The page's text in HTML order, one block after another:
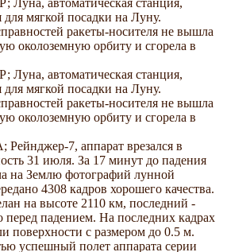
Луна, автоматическая станция,
для мягкой посадки на Луну.
ракеты-носителя не вышла
околоземную орбиту и сгорела в
Луна, автоматическая станция,
для мягкой посадки на Луну.
ракеты-носителя не вышла
околоземную орбиту и сгорела в
7, аппарат врезался в
31 июля. За 17 минут до падения
на Землю фотографий лунной
4308 кадров хорошего качества.
на высоте 2110 км, последний -
перед падением. На последних кадрах
поверхности с размером до 0.5 м.
успешный полет аппарата серии